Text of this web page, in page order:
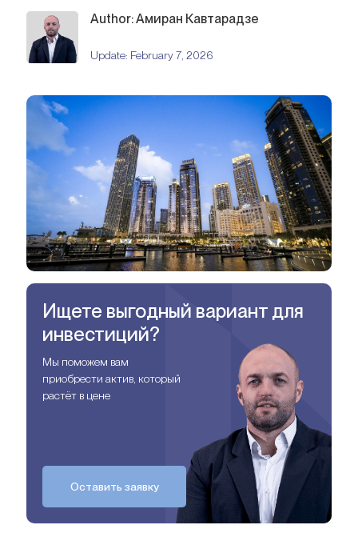
Author: Амиран Кавтарадзе
Update: February 7, 2026
Ищете выгодный вариант для
инвестиций?
Мы поможем вам
приобрести актив, который
растёт в цене
Оставить заявку